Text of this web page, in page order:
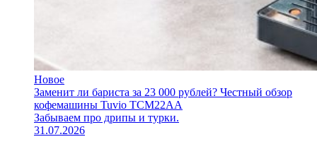
Новое
Заменит ли бариста за 23 000 рублей? Честный обзор
кофемашины Tuvio TCM22AA
Забываем про дрипы и турки.
31.07.2026